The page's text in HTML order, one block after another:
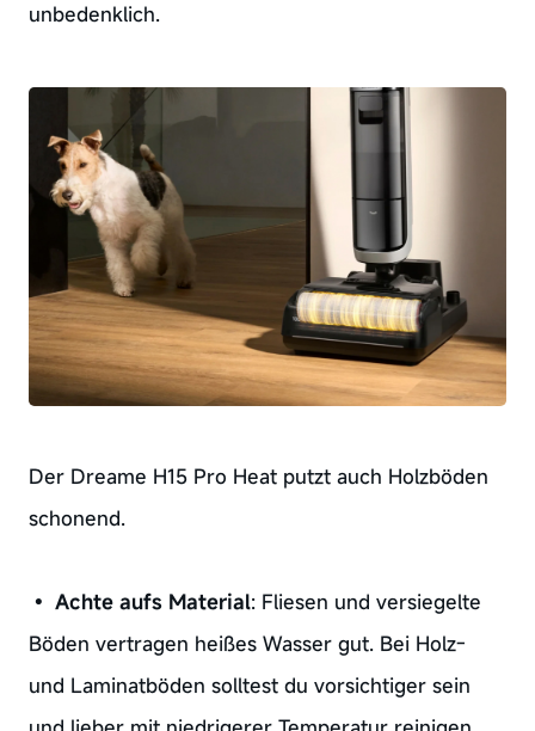
unbedenklich.
Der Dreame H15 Pro Heat putzt auch Holzböden
schonend.
• Achte aufs Material: Fliesen und versiegelte
Böden vertragen heißes Wasser gut. Bei Holz-
und Laminatböden solltest du vorsichtiger sein